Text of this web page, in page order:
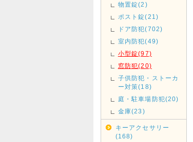
物置錠(2)
ポスト錠(21)
ドア防犯(702)
室内防犯(49)
小型錠(97)
窓防犯(20)
子供防犯・ストーカ
ー対策(18)
庭・駐車場防犯(20)
金庫(23)
キーアクセサリー
(168)